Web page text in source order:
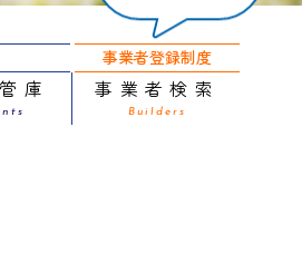
庫
事業者登録制度
事業者検索
Builders